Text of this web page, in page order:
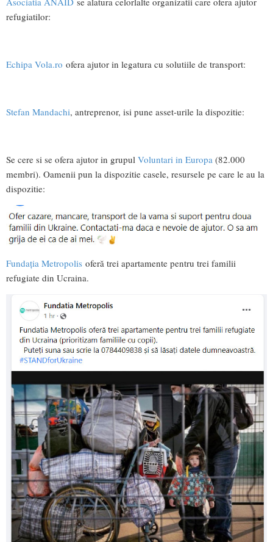
refugiatilor:
Echipa Vola.ro ofera ajutor in legatura cu solutiile de transport:
Stefan Mandachi, antreprenor, isi pune asset-urile la dispozitie:
Se cere si se ofera ajutor in grupul Voluntari in Europa (82.000
membri). Oamenii pun la dispozitie casele, resursele pe care le au la
dispozitie:
Fundația Metropolis oferă trei apartamente pentru trei familii
refugiate din Ucraina.